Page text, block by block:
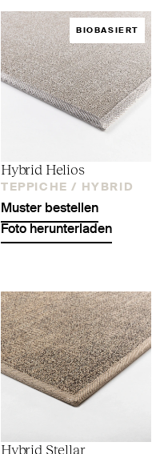
BIOBASIERT
Hybrid Helios
TEPPICHE / HYBRID
Muster bestellen
Foto herunterladen
Hybrid Stellar